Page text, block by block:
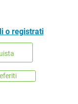
o registrati